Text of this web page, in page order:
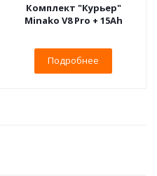
Комплект "Курьер"
Minako V8 Pro + 15Ah
Подробнее